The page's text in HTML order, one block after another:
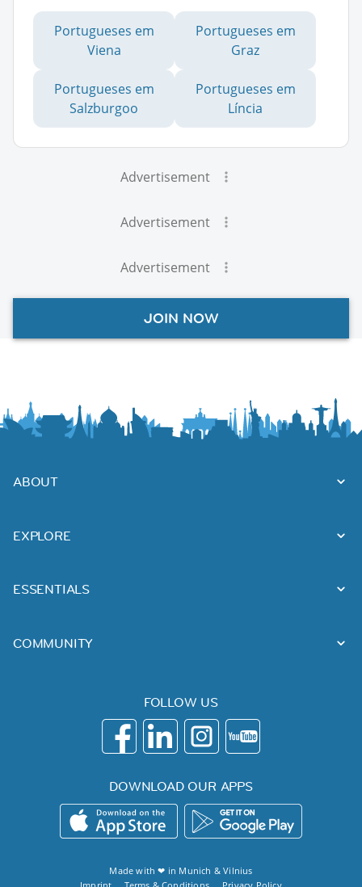
Portugueses em
Viena
Portugueses em
Graz
Portugueses em
Salzburgoo
Portugueses em
Líncia
Advertisement
Advertisement
Advertisement
JOIN NOW
ABOUT
EXPLORE
ESSENTIALS
COMMUNITY
FOLLOW US
DOWNLOAD OUR APPS
Made with ❤ in Munich &Vilnius